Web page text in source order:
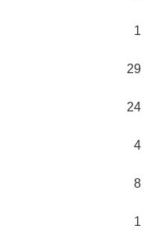
1
29
24
4
8
1